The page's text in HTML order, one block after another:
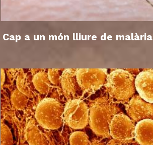
Cap a un món lliure de malària